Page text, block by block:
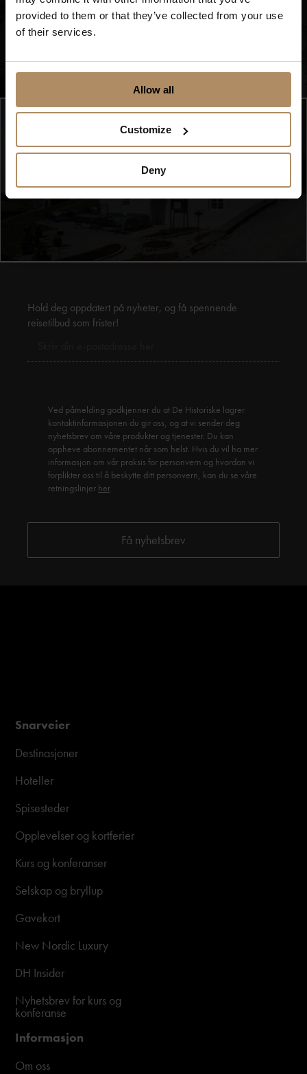
provided to them or that they’ve collected from your use
of their services.
Allow all
Customize
Deny
Se flere bilder (5)
Hold deg oppdatert på nyheter, og få spennende
reisetilbud som frister!
Ved påmelding godkjenner du at De Historiske lagrer
kontaktinformasjonen du gir oss, og at vi sender deg
nyhetsbrev om våre produkter og tjenester. Du kan
oppheve abonnementet når som helst. Hvis du vil ha mer
informasjon om vår praksis for personvern og hvordan vi
forplikter oss til å beskytte ditt personvern, kan du se våre
retningslinjer her.
Snarveier
Destinasjoner
Hoteller
Spisesteder
Opplevelser og kortferier
Kurs og konferanser
Selskap og bryllup
Gavekort
New Nordic Luxury
DH Insider
Nyhetsbrev for kurs og
konferanse
Informasjon
Om oss